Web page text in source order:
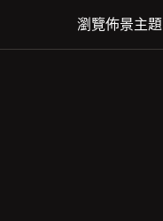
瀏覽佈景主題